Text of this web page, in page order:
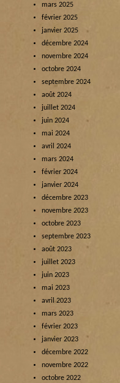
mars 2025
février 2025
janvier 2025
décembre 2024
novembre 2024
octobre 2024
septembre 2024
août 2024
juillet 2024
juin 2024
mai 2024
avril 2024
mars 2024
février 2024
janvier 2024
décembre 2023
novembre 2023
octobre 2023
septembre 2023
août 2023
juillet 2023
juin 2023
mai 2023
avril 2023
mars 2023
février 2023
janvier 2023
décembre 2022
novembre 2022
octobre 2022